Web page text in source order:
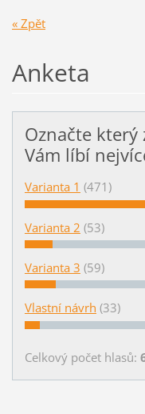
« Zpět
Anketa
Označte který
Vám líbí
Varianta 1 (471)
Varianta 2 (53)
Varianta 3 (59)
Vlastní návrh (33)
Celkový počet hlasů: